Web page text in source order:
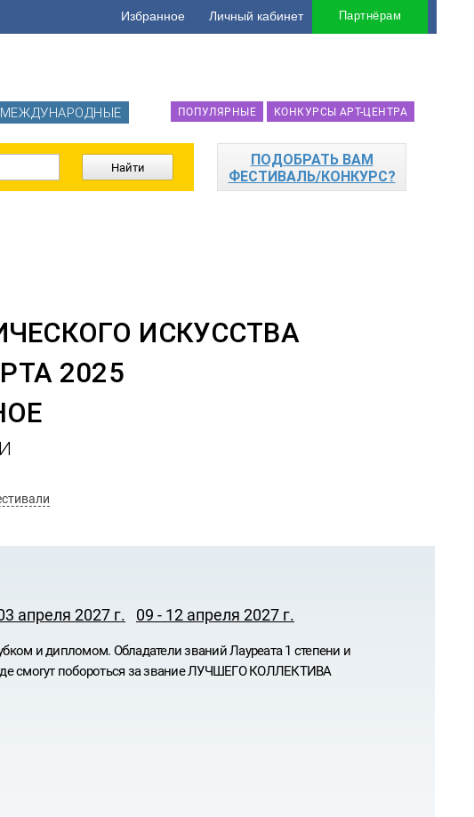
Партнёрам
Личный кабинет
Избранное
МЕЖДУНАРОДНЫЕ КОНКУРСЫ АРТ-ЦЕНТРА
ПОПУЛЯРНЫЕ
ПОДОБРАТЬ ВАМ
ФЕСТИВАЛЬ/КОНКУРС?
ИСКУССТВА
2025
апреля 2027 г. 09 - 12 апреля 2027 г.
и дипломом. Обладатели званий Лауреата 1 степени и
смогут побороться за звание ЛУЧШЕГО КОЛЛЕКТИВА